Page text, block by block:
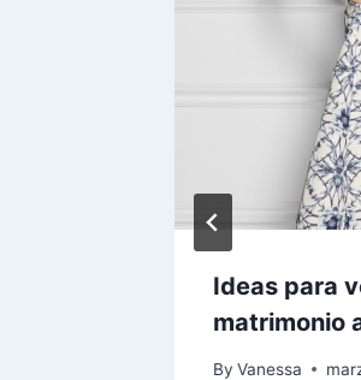
Ideas para
matrimonio
By Vanessa